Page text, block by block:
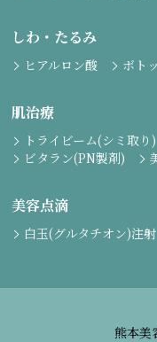
しわ・たるみ
ヒアルロン酸 ボト
肌治療
トライビーム(シミ取り)
ビタラン(PN製剤)
美容点滴
白玉(グルタチオン)注射
熊本美